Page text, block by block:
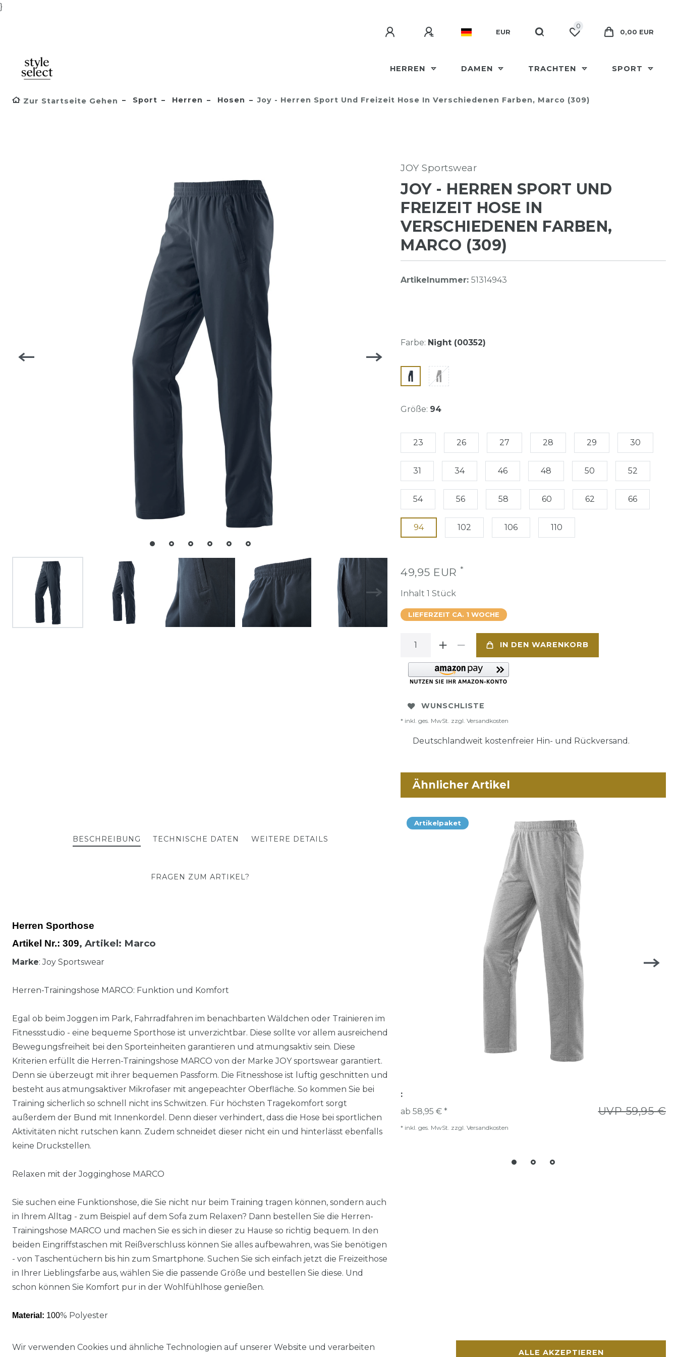
}
EUR
0
0,00 EUR
HERREN DAMEN TRACHTEN SPORT
Zur Startseite Gehen Sport Herren Hosen Joy - Herren Sport Und Freizeit Hose In Verschiedenen Farben, Marco (309)
JOY Sportswear
JOY - HERREN SPORT UND
FREIZEIT HOSE IN
VERSCHIEDENEN FARBEN,
MARCO (309)
Artikelnummer: 51314943
Farbe: Night (00352)
Größe: 94
23 26 27 28 29 30
31 34 46 48 50 52
54 56 58 60 62 66
94 102 106 110
49,95 EUR *
Inhalt 1 Stück
LIEFERZEIT CA. 1 WOCHE
IN DEN WARENKORB
WUNSCHLISTE
* inkl. ges. MwSt. zzgl. Versandkosten
Deutschlandweit kostenfreier Hin- und Rückversand.
BESCHREIBUNG TECHNISCHE DATEN WEITERE DETAILS
FRAGEN ZUM ARTIKEL?
Herren Sporthose
Artikel Nr.: 309, Artikel: Marco
Marke: Joy Sportswear
Herren-Trainingshose MARCO: Funktion und Komfort
Egal ob beim Joggen im Park, Fahrradfahren im benachbarten Wäldchen oder Trainieren im
Fitnessstudio - eine bequeme Sporthose ist unverzichtbar. Diese sollte vor allem ausreichend
Bewegungsfreiheit bei den Sporteinheiten garantieren und atmungsaktiv sein. Diese
Kriterien erfüllt die Herren-Trainingshose MARCO von der Marke JOY sportswear garantiert.
Denn sie überzeugt mit ihrer bequemen Passform. Die Fitnesshose ist luftig geschnitten und
besteht aus atmungsaktiver Mikrofaser mit angepeachter Oberfläche. So kommen Sie bei
Training sicherlich so schnell nicht ins Schwitzen. Für höchsten Tragekomfort sorgt
außerdem der Bund mit Innenkordel. Denn dieser verhindert, dass die Hose bei sportlichen
Aktivitäten nicht rutschen kann. Zudem schneidet dieser nicht ein und hinterlässt ebenfalls
keine Druckstellen.
Relaxen mit der Jogginghose MARCO
Sie suchen eine Funktionshose, die Sie nicht nur beim Training tragen können, sondern auch
in Ihrem Alltag - zum Beispiel auf dem Sofa zum Relaxen? Dann bestellen Sie die Herren-
Trainingshose MARCO und machen Sie es sich in dieser zu Hause so richtig bequem. In den
beiden Eingriffstaschen mit Reißverschluss können Sie alles aufbewahren, was Sie benötigen
- von Taschentüchern bis hin zum Smartphone. Suchen Sie sich einfach jetzt die Freizeithose
in Ihrer Lieblingsfarbe aus, wählen Sie die passende Größe und bestellen Sie diese. Und
schon können Sie Komfort pur in der Wohlfühlhose genießen.
Material: 100% Polyester
Ähnlicher Artikel
Artikelpaket
:
UVP 59,95 €
ab 58,95 € *
* inkl. ges. MwSt. zzgl. Versandkosten
Wir verwenden Cookies und ähnliche Technologien auf unserer Website und verarbeiten
ALLE AKZEPTIEREN